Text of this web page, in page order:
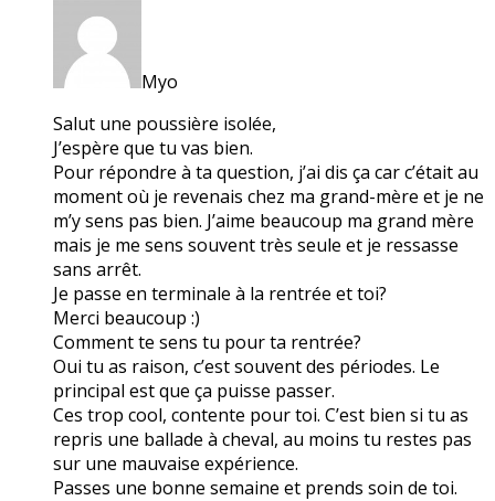
Myo
Salut une poussière isolée,
J’espère que tu vas bien.
Pour répondre à ta question, j’ai dis ça car c’était au
moment où je revenais chez ma grand-mère et je ne
m’y sens pas bien. J’aime beaucoup ma grand mère
mais je me sens souvent très seule et je ressasse
sans arrêt.
Je passe en terminale à la rentrée et toi?
Merci beaucoup :)
Comment te sens tu pour ta rentrée?
Oui tu as raison, c’est souvent des périodes. Le
principal est que ça puisse passer.
Ces trop cool, contente pour toi. C’est bien si tu as
repris une ballade à cheval, au moins tu restes pas
sur une mauvaise expérience.
Passes une bonne semaine et prends soin de toi.